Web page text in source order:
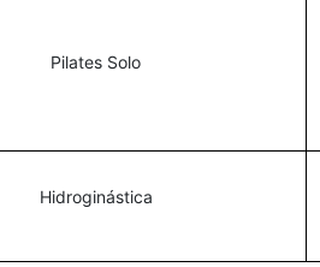
Pilates Solo
Hidroginástica